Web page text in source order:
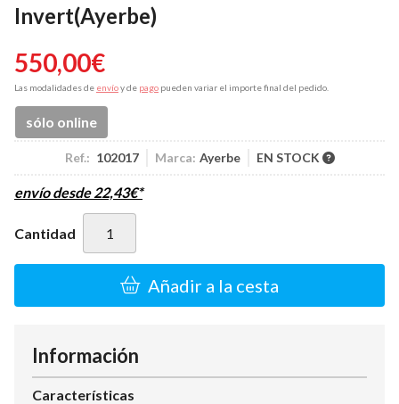
Invert(Ayerbe)
550,00€
Las modalidades de envíoy de pago pueden variar el importe final del pedido.
sólo online
Ref.: 102017 Marca: Ayerbe EN STOCK
envío desde22,43€*
Cantidad
Añadir a la cesta
Información
Características